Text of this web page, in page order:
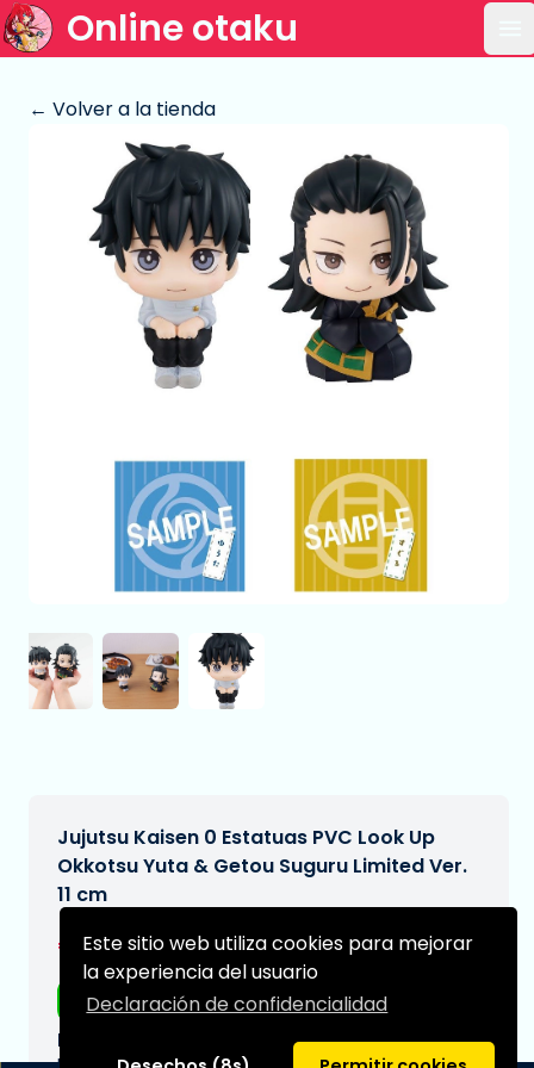
Este sitio web utiliza cookies para mejorar
la experiencia del usuario
Declaración de confidencialidad
Online otaku
← Volver a la tienda
Jujutsu Kaisen 0 Estatuas PVC Look Up
Okkotsu Yuta & Getou Suguru Limited Ver.
11 cm
€104,95[Sujeto a cambios]
Envío gratis
Fecha de entrega prevista: